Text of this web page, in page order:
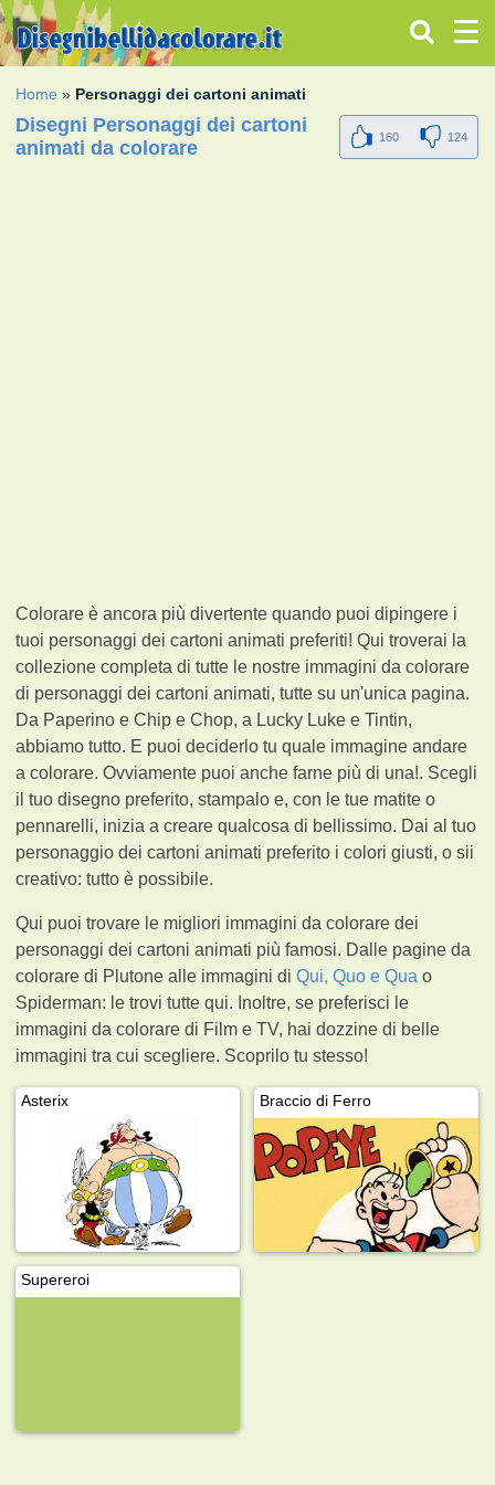
Home » Personaggi dei cartoni animati
Disegni Personaggi dei cartoni
animati da colorare
160 124
Colorare è ancora più divertente quando puoi dipingere i
tuoi personaggi dei cartoni animati preferiti! Qui troverai la
collezione completa di tutte le nostre immagini da colorare
di personaggi dei cartoni animati, tutte su un'unica pagina.
Da Paperino e Chip e Chop, a Lucky Luke e Tintin,
abbiamo tutto. E puoi deciderlo tu quale immagine andare
a colorare. Ovviamente puoi anche farne più di una!. Scegli
il tuo disegno preferito, stampalo e, con le tue matite o
pennarelli, inizia a creare qualcosa di bellissimo. Dai al tuo
personaggio dei cartoni animati preferito i colori giusti, o sii
creativo: tutto è possibile.
Qui puoi trovare le migliori immagini da colorare dei
personaggi dei cartoni animati più famosi. Dalle pagine da
colorare di Plutone alle immagini diQui, Quo e Qua o
Spiderman: le trovi tutte qui. Inoltre, se preferisci le
immagini da colorare di Film e TV, hai dozzine di belle
immagini tra cui scegliere. Scoprilo tu stesso!
Asterix Braccio di Ferro
Supereroi